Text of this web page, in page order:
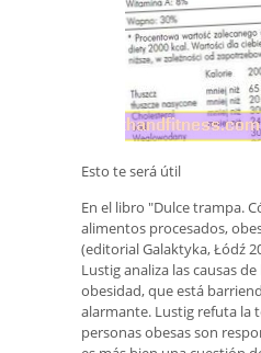
Esto te será útil
En el libro "Dulce trampa.
alimentos procesados,
(editorial Galaktyka, Łódź
Lustig analiza las causas
obesidad, que está
alarmante. Lustig refuta la
personas obesas son